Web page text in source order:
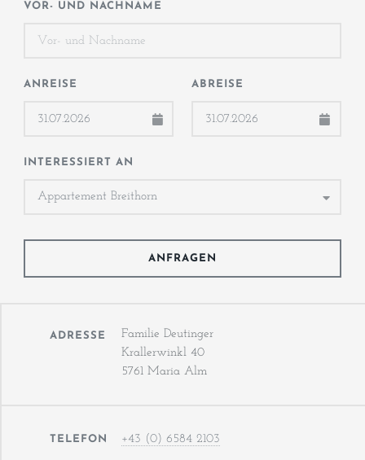
VOR- UND NACHNAME
ANREISE ABREISE
INTERESSIERT AN
ADRESSE
Familie Deutinger
Krallerwinkl 40
5761 Maria Alm
TELEFON +43 (0) 6584 2103